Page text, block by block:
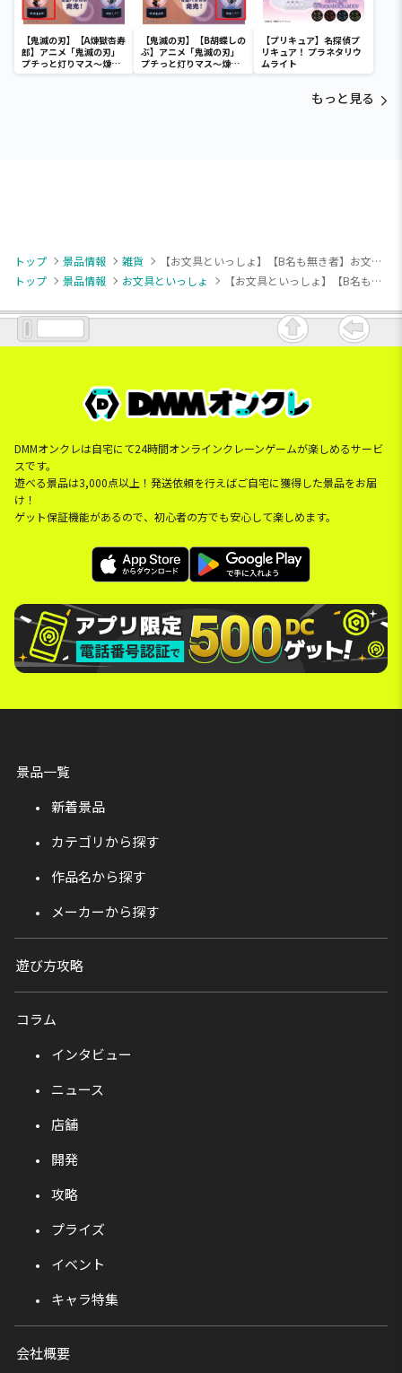
【鬼滅の刃】【A煉獄杏寿
郎】アニメ「鬼滅の刃」
プチっと灯りマス～煉獄
杏寿郎・胡蝶しのぶ～
【鬼滅の刃】【B胡蝶しの
ぶ】アニメ「鬼滅の刃」
プチっと灯りマス～煉獄
杏寿郎・胡蝶しのぶ～
【プリキュア】名探偵プ
リキュア！ プラネタリウ
ムライト
もっと見る
トップ 景品情報 雑貨
【お文具といっしょ】【B名も無き者】お文具といっしょ ぬいぐるみバニティポーチ Part2
トップ
景品情報 お文具といっしょ 【お文具といっしょ】【B名も無き者】お文具といっしょ ぬいぐるみバニティポーチ Part2
DMMオンクレは自宅にて24時間オンラインクレーンゲームが楽しめるサービ
スです。
遊べる景品は3,000点以上！発送依頼を行えばご自宅に獲得した景品をお届
け！
ゲット保証機能があるので、初心者の方でも安心して楽しめます。
景品一覧
新着景品
カテゴリから探す
作品名から探す
メーカーから探す
遊び方攻略
コラム
インタビュー
ニュース
店舗
開発
攻略
プライズ
イベント
キャラ特集
会社概要